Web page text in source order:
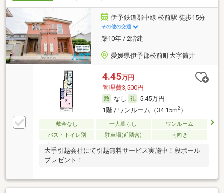
伊予鉄道郡中線 松前駅 徒歩15分
その他の交通
築10年 / 2階建
愛媛県伊予郡松前町大字筒井
4.45万円
管理費3,500円
なし
5.45万円
1階 / ワンルーム（34.15m2）
敷金なし 一人暮らし
ワンルーム
バス・トイレ別
駐車場(近隣含) 南向き
大手引越会社にて引越無料サービス実施中！段ボール
プレゼント！